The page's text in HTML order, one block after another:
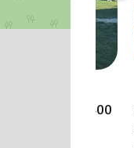
ubytování 400